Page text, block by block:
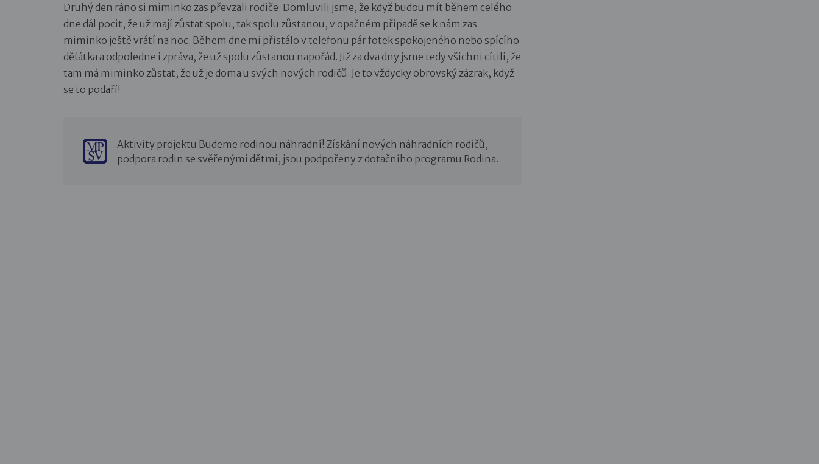
Druhý den ráno si miminko zas převzali rodiče. Domluvili jsme, že když budou mít během celého
dne dál pocit, že už mají zůstat spolu, tak spolu zůstanou, v opačném případě se k nám zas
miminko ještě vrátí na noc. Během dne mi přistálo v telefonu pár fotek spokojeného nebo spícího
děťátka a odpoledne i zpráva, že už spolu zůstanou napořád. Již za dva dny jsme tedy všichni cítili, že
tam má miminko zůstat, že už je doma u svých nových rodičů. Je to vždycky obrovský zázrak, když
se to podaří!
Aktivity projektu Budeme rodinou náhradní! Získání nových náhradních rodičů,
podpora rodin se svěřenými dětmi, jsou podpořeny z dotačního programu Rodina.